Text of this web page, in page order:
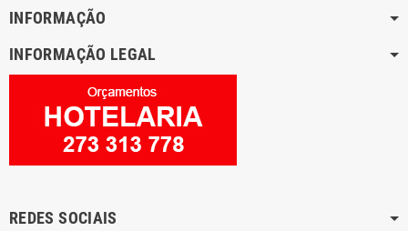
INFORMAÇÃO
INFORMAÇÃO LEGAL
REDES SOCIAIS